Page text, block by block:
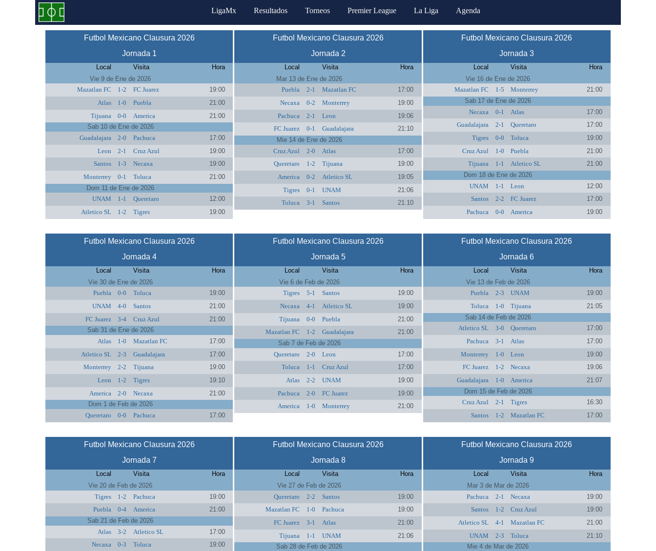
LigaMx Resultados Torneos Premier League La Liga Agenda
Futbol Mexicano Clausura 2026
Jornada 1
Local Visita
Hora
Vie 9 de Ene de 2026
Mazatlan FC
1-2 FC Juarez
19:00
Atlas
1-0 Puebla
21:00
Tijuana
0-0 America
21:00
Sab 10 de Ene de 2026
Guadalajara
2-0 Pachuca
17:00
Leon
2-1 Cruz Azul
19:00
Santos
1-3 Necaxa
19:00
Monterrey
0-1 Toluca
21:00
Dom 11 de Ene de 2026
UNAM
1-1 Queretaro
12:00
Atletico SL
1-2 Tigres 19:00
Futbol Mexicano Clausura 2026
Jornada 2
Local Visita
Hora
Mar 13 de Ene de 2026
Puebla
2-1 Mazatlan FC
17:00
Necaxa
0-2 Monterrey
19:00
Pachuca
2-1 Leon
19:06
FC Juarez
0-1 Guadalajara
21:10
Mie 14 de Ene de 2026
Cruz Azul
2-0 Atlas
17:00
Queretaro
1-2 Tijuana
19:00
America
0-2 Atletico SL
19:05
Tigres
0-1 UNAM
21:06
Toluca
3-1 Santos 21:10
Futbol Mexicano Clausura 2026
Jornada 3
Local Visita
Hora
Vie 16 de Ene de 2026
Mazatlan FC
1-5 Monterrey
21:00
Sab 17 de Ene de 2026
Necaxa
0-1 Atlas
17:00
Guadalajara
2-1 Queretaro
17:00
Tigres
0-0 Toluca
19:00
Cruz Azul
1-0 Puebla
21:00
Tijuana
1-1 Atletico SL
21:00
Dom 18 de Ene de 2026
UNAM
1-1 Leon
12:00
Santos
2-2 FC Juarez
17:00
Pachuca
0-0 America 19:00
Futbol Mexicano Clausura 2026
Jornada 4
Local Visita
Hora
Vie 30 de Ene de 2026
Puebla
0-0 Toluca
19:00
UNAM
4-0 Santos
21:00
FC Juarez
3-4 Cruz Azul
21:00
Sab 31 de Ene de 2026
Atlas
1-0 Mazatlan FC
17:00
Atletico SL
2-3 Guadalajara
17:00
Monterrey
2-2 Tijuana
19:00
Leon
1-2 Tigres
19:10
America
2-0 Necaxa
21:00
Dom 1 de Feb de 2026
Queretaro
0-0 Pachuca 17:00
Futbol Mexicano Clausura 2026
Jornada 5
Local Visita
Hora
Vie 6 de Feb de 2026
Tigres
5-1 Santos
19:00
Necaxa
4-1 Atletico SL
19:00
Tijuana
0-0 Puebla
21:00
Mazatlan FC
1-2 Guadalajara
21:00
Sab 7 de Feb de 2026
Queretaro
2-0 Leon
17:00
Toluca
1-1 Cruz Azul
17:00
Atlas
2-2 UNAM
19:00
Pachuca
2-0 FC Juarez
19:00
America
1-0 Monterrey 21:00
Futbol Mexicano Clausura 2026
Jornada 6
Local Visita
Hora
Vie 13 de Feb de 2026
Puebla
2-3 UNAM
19:00
Toluca
1-0 Tijuana
21:05
Sab 14 de Feb de 2026
Atletico SL
3-0 Queretaro
17:00
Pachuca
3-1 Atlas
17:00
Monterrey
1-0 Leon
19:00
FC Juarez
1-2 Necaxa
19:06
Guadalajara
1-0 America
21:07
Dom 15 de Feb de 2026
Cruz Azul
2-1 Tigres
16:30
Santos
1-2 Mazatlan FC 17:00
Futbol Mexicano Clausura 2026
Jornada 7
Local Visita
Hora
Vie 20 de Feb de 2026
Tigres
1-2 Pachuca
19:00
Puebla
0-4 America
21:00
Sab 21 de Feb de 2026
Atlas
3-2 Atletico SL
17:00
Necaxa
0-3 Toluca
19:00
Futbol Mexicano Clausura 2026
Jornada 8
Local Visita
Hora
Vie 27 de Feb de 2026
Queretaro
2-2 Santos
19:00
Mazatlan FC
1-0 Pachuca
19:00
FC Juarez
3-1 Atlas
21:00
Tijuana
1-1 UNAM
21:06
Sab 28 de Feb de 2026
Futbol Mexicano Clausura 2026
Jornada 9
Local Visita
Hora
Mar 3 de Mar de 2026
Pachuca
2-1 Necaxa
19:00
Santos
1-2 Cruz Azul
19:00
Atletico SL
4-1 Mazatlan FC
21:00
UNAM
2-3 Toluca
21:10
Mie 4 de Mar de 2026